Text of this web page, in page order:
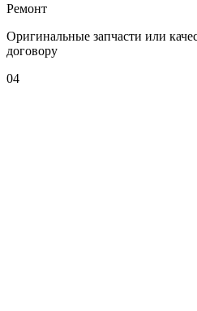
Ремонт
Оригинальные запчасти или
договору
04